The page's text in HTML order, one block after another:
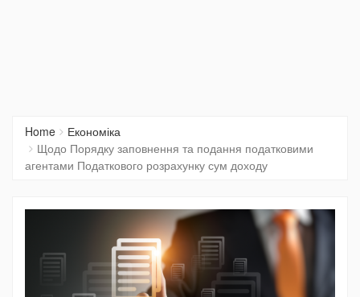
Home
Економіка
Щодо Порядку заповнення та подання податковими
агентами Податкового розрахунку сум доходу